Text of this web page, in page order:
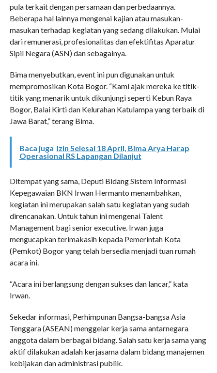
pula terkait dengan persamaan dan perbedaannya.
Beberapa hal lainnya mengenai kajian atau masukan-
masukan terhadap kegiatan yang sedang dilakukan. Mulai
dari remunerasi, profesionalitas dan efektifitas Aparatur
Sipil Negara (ASN) dan sebagainya.
Bima menyebutkan, event ini pun digunakan untuk
mempromosikan Kota Bogor. “Kami ajak mereka ke titik-
titik yang menarik untuk dikunjungi seperti Kebun Raya
Bogor, Balai Kirti dan Kelurahan Katulampa yang terbaik di
Jawa Barat,” terang Bima.
Baca juga Izin Selesai 18 April, Bima Arya Harap
Operasional RS Lapangan Dilanjut
Ditempat yang sama, Deputi Bidang Sistem Informasi
Kepegawaian BKN Irwan Hermanto menambahkan,
kegiatan ini merupakan salah satu kegiatan yang sudah
direncanakan. Untuk tahun ini mengenai Talent
Management bagi senior executive. Irwan juga
mengucapkan terimakasih kepada Pemerintah Kota
(Pemkot) Bogor yang telah bersedia menjadi tuan rumah
acara ini.
“Acara ini berlangsung dengan sukses dan lancar,” kata
Irwan.
Sekedar informasi, Perhimpunan Bangsa-bangsa Asia
Tenggara (ASEAN) menggelar kerja sama antarnegara
anggota dalam berbagai bidang. Salah satu kerja sama yang
aktif dilakukan adalah kerjasama dalam bidang manajemen
kebijakan dan administrasi publik.